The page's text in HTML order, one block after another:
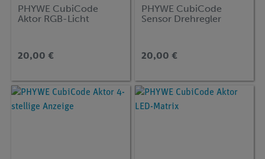
PHYWE CubiCode
Aktor RGB-Licht
20,00 €
PHYWE CubiCode
Sensor Drehregler
20,00 €